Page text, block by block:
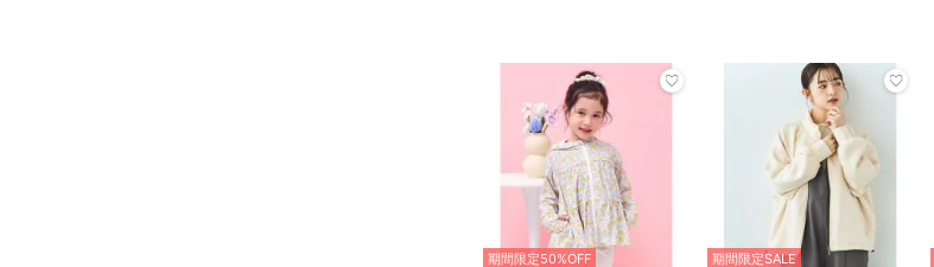
期間限定50%OFF 期間限定SALE